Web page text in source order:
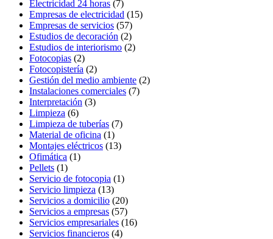
Electricidad 24 horas (7)
Empresas de electricidad (15)
Empresas de servicios (57)
Estudios de decoración (2)
Estudios de interiorismo (2)
Fotocopias (2)
Fotocopistería (2)
Gestión del medio ambiente (2)
Instalaciones comerciales (7)
Interpretación (3)
Limpieza (6)
Limpieza de tuberías (7)
Material de oficina (1)
Montajes eléctricos (13)
Ofimática (1)
Pellets (1)
Servicio de fotocopia (1)
Servicio limpieza (13)
Servicios a domicilio (20)
Servicios a empresas (57)
Servicios empresariales (16)
Servicios financieros (4)